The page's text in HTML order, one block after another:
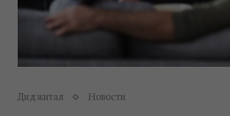
Диджитал Новости